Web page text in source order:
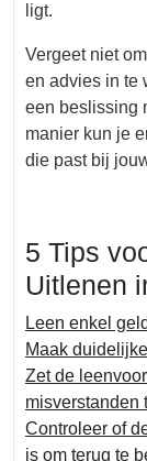
ligt.
Vergeet niet
en advies in te
een beslissing
manier kun je
die past bij
5 Tips
Uitlenen
Leen enkel
Maak
Zet de
misverstanden
Controleer of
is om terug te